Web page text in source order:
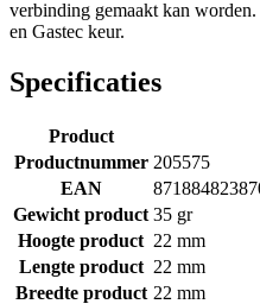
verbinding gemaakt kan
en Gastec keur.
Specificaties
Product
Productnummer 205575
EAN
Gewicht product 35 gr
Hoogte product 22 mm
Lengte product 22 mm
Breedte product 22 mm